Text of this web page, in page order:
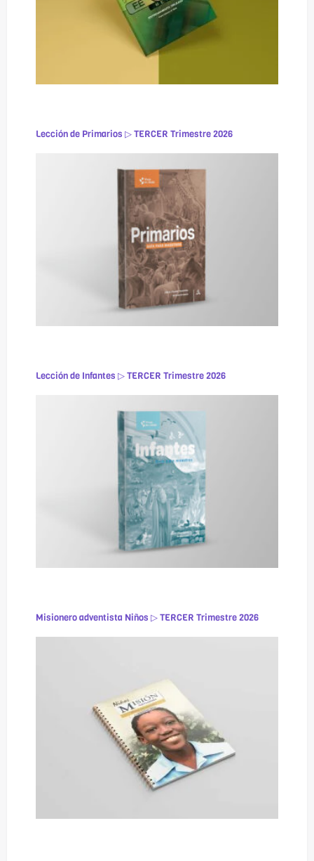
Lección de Primarios ▷ TERCER Trimestre 2026
Lección de Infantes ▷ TERCER Trimestre 2026
Misionero adventista Niños ▷ TERCER Trimestre 2026